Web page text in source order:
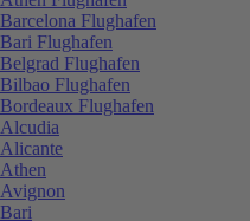
Barcelona Flughafen
Bari Flughafen
Belgrad Flughafen
Bilbao Flughafen
Bordeaux Flughafen
Alcudia
Alicante
Athen
Avignon
Bari